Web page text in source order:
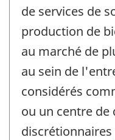
de services de
production de
au marché de
au sein de
considérés
ou un centre de